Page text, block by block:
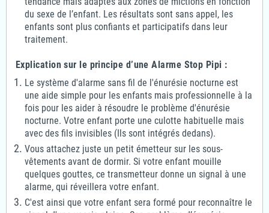
du sexe de l’enfant. Les résultats sont sans appel, les
enfants sont plus confiants et participatifs dans leur
traitement.
Explication sur le principe d’une Alarme Stop Pipi :
Le système d'alarme sans fil de l'énurésie nocturne est
une aide simple pour les enfants mais professionnelle à la
fois pour les aider à résoudre le problème d'énurésie
nocturne. Votre enfant porte une culotte habituelle mais
avec des fils invisibles (Ils sont intégrés dedans).
Vous attachez juste un petit émetteur sur les sous-
vêtements avant de dormir. Si votre enfant mouille
quelques gouttes, ce transmetteur donne un signal à une
alarme, qui réveillera votre enfant.
C'est ainsi que votre enfant sera formé pour reconnaître le